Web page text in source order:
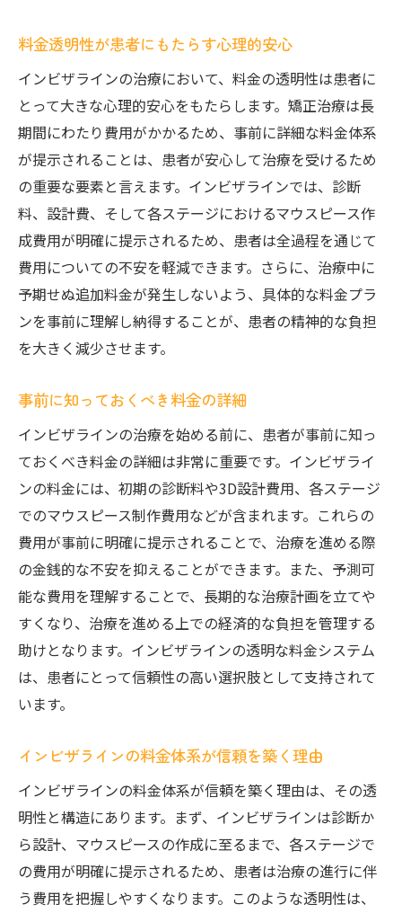
料金透明性が患者にもたらす心理的安心
インビザラインの治療において、料金の透明性は患者に
とって大きな心理的安心をもたらします。矯正治療は長
期間にわたり費用がかかるため、事前に詳細な料金体系
が提示されることは、患者が安心して治療を受けるため
の重要な要素と言えます。インビザラインでは、診断
料、設計費、そして各ステージにおけるマウスピース作
成費用が明確に提示されるため、患者は全過程を通じて
費用についての不安を軽減できます。さらに、治療中に
予期せぬ追加料金が発生しないよう、具体的な料金プラ
ンを事前に理解し納得することが、患者の精神的な負担
を大きく減少させます。
事前に知っておくべき料金の詳細
インビザラインの治療を始める前に、患者が事前に知っ
ておくべき料金の詳細は非常に重要です。インビザライ
ンの料金には、初期の診断料や3D設計費用、各ステージ
でのマウスピース制作費用などが含まれます。これらの
費用が事前に明確に提示されることで、治療を進める際
の金銭的な不安を抑えることができます。また、予測可
能な費用を理解することで、長期的な治療計画を立てや
すくなり、治療を進める上での経済的な負担を管理する
助けとなります。インビザラインの透明な料金システム
は、患者にとって信頼性の高い選択肢として支持されて
います。
インビザラインの料金体系が信頼を築く理由
インビザラインの料金体系が信頼を築く理由は、その透
明性と構造にあります。まず、インビザラインは診断か
ら設計、マウスピースの作成に至るまで、各ステージで
の費用が明確に提示されるため、患者は治療の進行に伴
う費用を把握しやすくなります。このような透明性は、